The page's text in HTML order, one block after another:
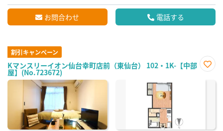
お問合わせ 電話する
割引キャンペーン
Kマンスリーイオン仙台幸町店前（東仙台） 102・1K-【中部
屋】(No.723672)
に入